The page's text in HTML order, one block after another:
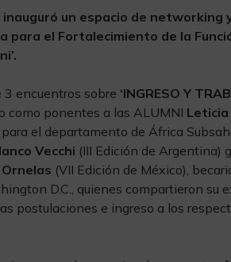
inauguró un espacio de networking
para el Fortalecimiento de la
3 encuentros sobre ‘INGRESO Y
como ponentes a las ALUMNI Leticia
el departamento de África
Vecchi (III Edición de Argentina)
(VII Edición de México),
D.C., quienes compartieron su
postulaciones e ingreso a los